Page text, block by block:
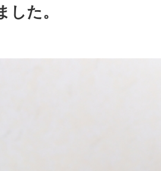
した。